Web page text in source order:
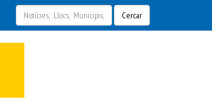
Cercar